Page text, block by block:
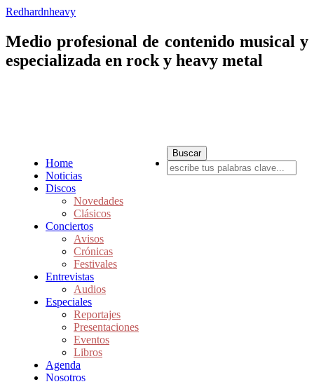
Redhardnheavy
Medio profesional de contenido musical y
especializada en rock y heavy metal
Home
Noticias
Discos
Novedades
Clásicos
Conciertos
Avisos
Crónicas
Festivales
Entrevistas
Audios
Especiales
Reportajes
Presentaciones
Eventos
Libros
Agenda
Nosotros